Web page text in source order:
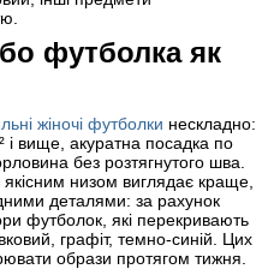
футболка як
жіночі футболки нескладно:
і вище, акуратна посадка по
без розтягнутого шва.
низом виглядає краще,
деталями: за рахунок
футболок, які перекривають
графіт, темно-синій. Цих
образи протягом тижня.